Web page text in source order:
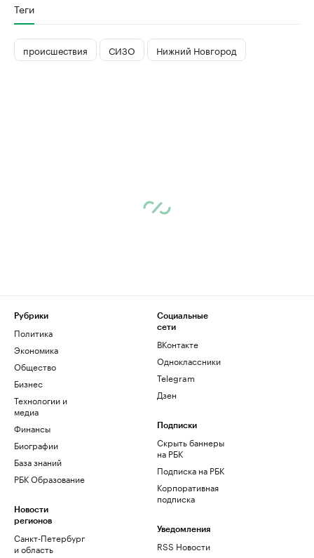
Теги
происшествия СИЗО Нижний Новгород
Рубрики
Политика
Экономика
Общество
Бизнес
Технологии и
медиа
Финансы
Биографии
База знаний
РБК Образование
Новости
регионов
Санкт-Петербург
и область
Социальные
сети
ВКонтакте
Одноклассники
Telegram
Дзен
Подписки
Скрыть баннеры
на РБК
Подписка на РБК
Корпоративная
подписка
Уведомления
RSS Новости